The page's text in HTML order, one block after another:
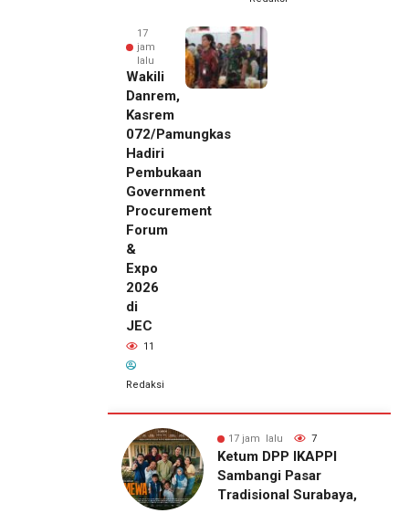
17
jam
lalu
Wakili
Danrem,
Kasrem
072/Pamungkas
Hadiri
Pembukaan
Government
Procurement
Forum
&
Expo
2026
di
JEC
11
Redaksi
17 jam lalu 11
Wakili Danrem, Kasrem
072/Pamungkas Hadiri
Pembukaan Government
17 jam lalu
SMSI Eks
Karesidenan
Pati